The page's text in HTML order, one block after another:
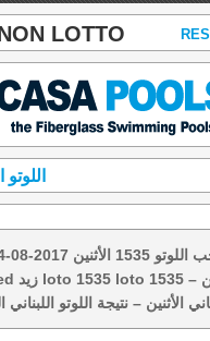
LOTTO
اللوتو
الأثنين – نتيجة اللوتو اللبناني